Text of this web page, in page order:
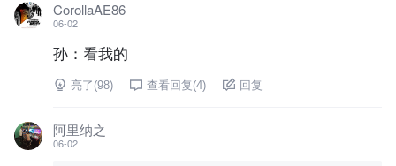
CorollaAE86
06-02
孙：看我的
亮了(98) 查看回复(4) 回复
阿里纳之
06-02